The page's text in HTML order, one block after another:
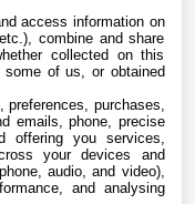
radicale de
ronds
access information on
combine and share
collected on this
of us, or obtained
purchases,
emails, phone, precise
offering you services,
your devices and
audio, and video),
and analysing